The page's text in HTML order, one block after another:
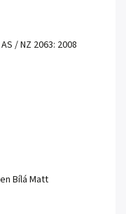
/ NZ 2063: 2008
Bílá Matt